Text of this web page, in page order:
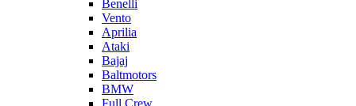
Benelli
Vento
Aprilia
Ataki
Bajaj
Baltmotors
BMW
Full Crew